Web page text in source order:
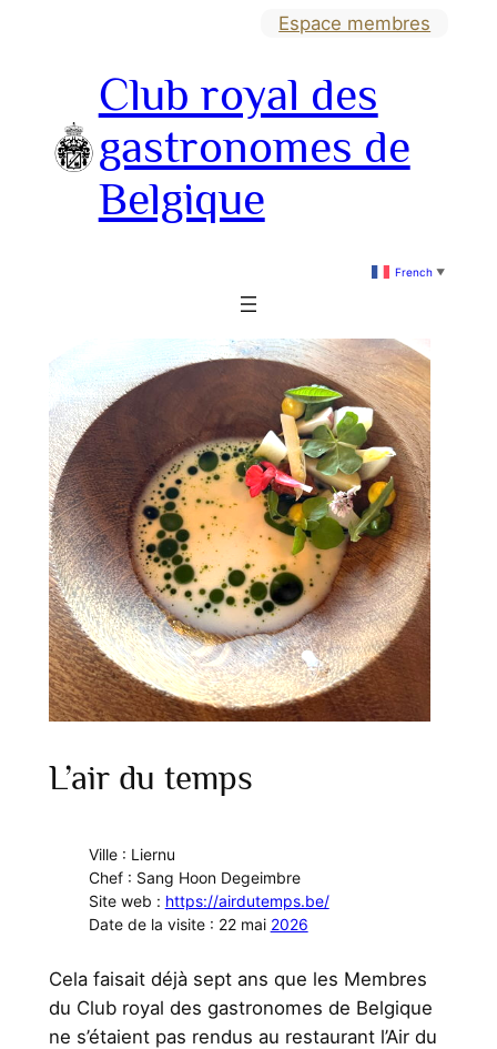
Espace membres
Club royal des
gastronomes de
Belgique
French ▼
L’air du temps
Ville : Liernu
Chef : Sang Hoon Degeimbre
Site web : https://airdutemps.be/
Date de la visite : 22 mai 2026
Cela faisait déjà sept ans que les Membres
du Club royal des gastronomes de Belgique
ne s’étaient pas rendus au restaurant l’Air du